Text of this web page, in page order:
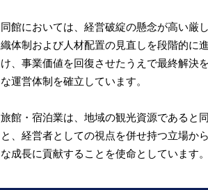
同館においては、経営破綻の懸念が高い厳
織体制および人材配置の見直しを段階的に
け、事業価値を回復させたうえで最終解決
な運営体制を確立しています。
旅館・宿泊業は、地域の観光資源であると
と、経営者としての視点を併せ持つ立場か
な成長に貢献することを使命としています。